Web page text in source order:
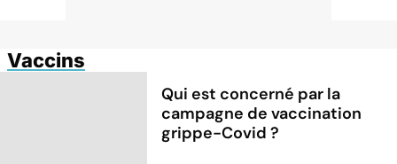
Vaccins
Qui est concerné par la
campagne de vaccination
grippe-Covid ?